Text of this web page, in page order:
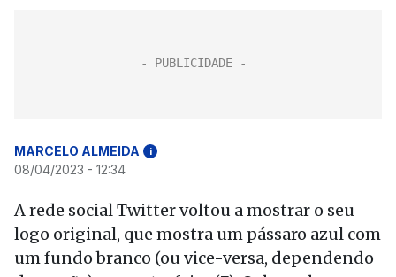
MARCELO ALMEIDA i
08/04/2023 - 12:34
A rede social Twitter voltou a mostrar o seu
logo original, que mostra um pássaro azul com
um fundo branco (ou vice-versa, dependendo